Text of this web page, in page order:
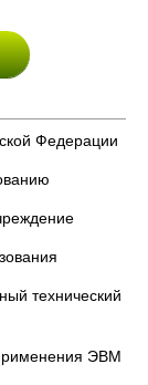
Федерации
технический
ЭВМ